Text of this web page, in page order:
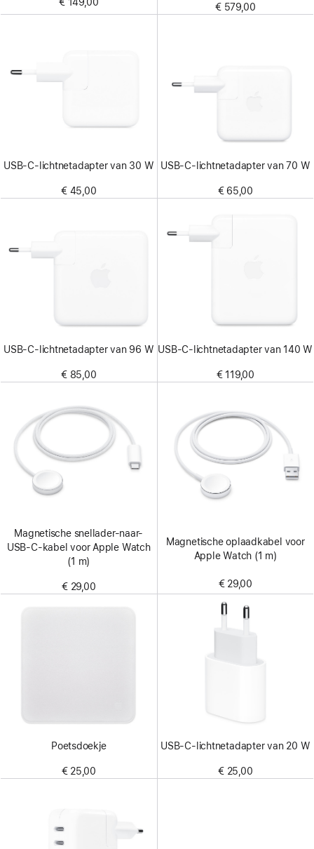
€ 579,00
USB‑C-lichtnetadapter van 30 W
€ 45,00
USB‑C-lichtnetadapter van 70 W
€ 65,00
USB‑C-lichtnetadapter van 96 W
€ 85,00
USB‑C-lichtnetadapter van 140 W
€ 119,00
Magnetische snellader-naar-
USB‑C-kabel voor Apple Watch
(1 m)
€ 29,00
Magnetische oplaadkabel voor
Apple Watch (1 m)
€ 29,00
Poetsdoekje
€ 25,00
USB‑C-lichtnetadapter van 20 W
€ 25,00